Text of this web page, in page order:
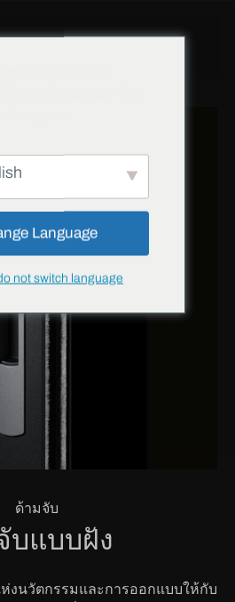
ด้ามจับ
บแบบฝัง
งนวัตกรรมและการออกแบบให้กับ
Language
not switch language